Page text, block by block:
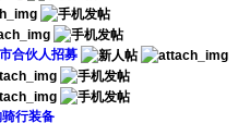
合伙人招募
行装备